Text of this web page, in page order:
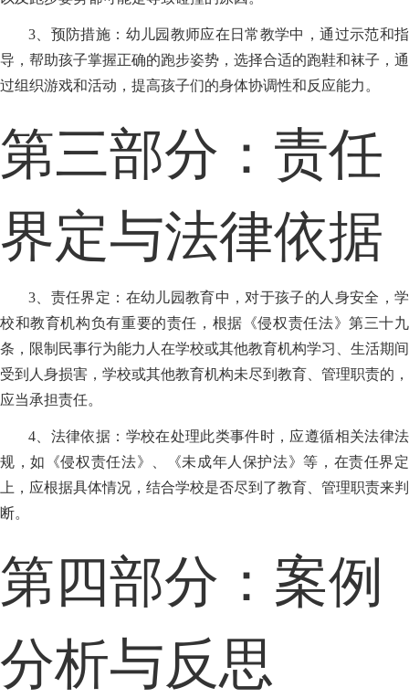
3、预防措施：幼儿园教师应在日常教学中，通过示范和指
导，帮助孩子掌握正确的跑步姿势，选择合适的跑鞋和袜子，通
过组织游戏和活动，提高孩子们的身体协调性和反应能力。
第三部分：责任
界定与法律依据
3、责任界定：在幼儿园教育中，对于孩子的人身安全，学
校和教育机构负有重要的责任，根据《侵权责任法》第三十九
条，限制民事行为能力人在学校或其他教育机构学习、生活期间
受到人身损害，学校或其他教育机构未尽到教育、管理职责的，
应当承担责任。
4、法律依据：学校在处理此类事件时，应遵循相关法律法
规，如《侵权责任法》、《未成年人保护法》等，在责任界定
上，应根据具体情况，结合学校是否尽到了教育、管理职责来判
断。
第四部分：案例
分析与反思